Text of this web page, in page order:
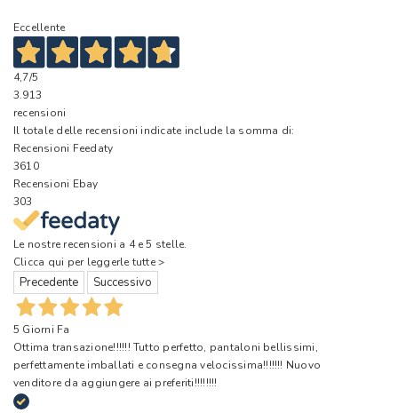
Eccellente
4,7/5
3.913
recensioni
Il totale delle recensioni indicate include la somma di:
Recensioni Feedaty
3610
Recensioni Ebay
303
Le nostre recensioni a 4 e 5 stelle.
Clicca qui per leggerle tutte >
Precedente Successivo
5 Giorni Fa
Ottima transazione!!!!!! Tutto perfetto, pantaloni bellissimi,
perfettamente imballati e consegna velocissima!!!!!!! Nuovo
venditore da aggiungere ai preferiti!!!!!!!!